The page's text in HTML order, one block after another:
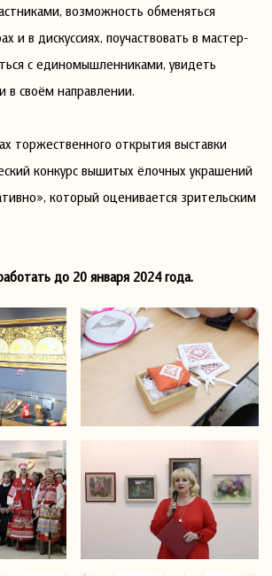
возможность обменяться
и в дискуссиях, поучаствовать в мастер-
с единомышленниками, увидеть
в своём направлении.
торжественного открытия выставки
конкурс вышитых ёлочных украшений
который оценивается зрительским
до 20 января 2024 года.